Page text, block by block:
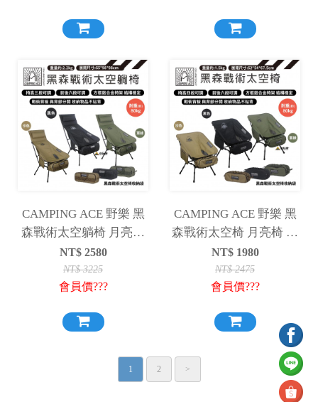
CAMPING ACE 野樂 黑
森戰術太空躺椅 月亮椅
高背椅 摺疊椅 露營椅 躺
椅
NT$ 2580
NT$3225
會員價???
CAMPING ACE 野樂 黑
森戰術太空椅 月亮椅 高
背椅 摺疊椅 露營椅
NT$ 1980
NT$2475
會員價???
1 2 >